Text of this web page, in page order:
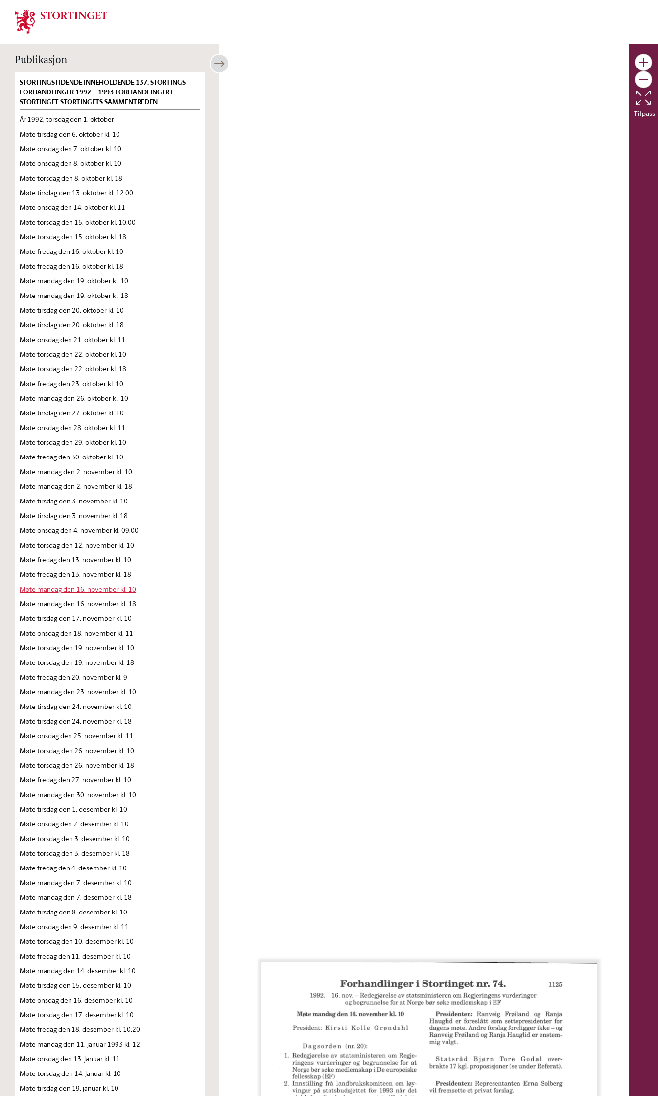
Stortinget.no
Publikasjon
STORTINGSTIDENDE INNEHOLDENDE 137. STORTINGS
FORHANDLINGER 1992—1993 FORHANDLINGER I
STORTINGET STORTINGETS SAMMENTREDEN
År 1992, torsdag den 1. oktober
Møte tirsdag den 6. oktober kl. 10
Møte onsdag den 7. oktober kl. 10
Møte onsdag den 8. oktober kl. 10
Møte torsdag den 8. oktober kl. 18
Møte tirsdag den 13. oktober kl. 12.00
Møte onsdag den 14. oktober kl. 11
Møte torsdag den 15. oktober kl. 10.00
Møte torsdag den 15. oktober kl. 18
Møte fredag den 16. oktober kl. 10
Møte fredag den 16. oktober kl. 18
Møte mandag den 19. oktober kl. 10
Møte mandag den 19. oktober kl. 18
Møte tirsdag den 20. oktober kl. 10
Møte tirsdag den 20. oktober kl. 18
Møte onsdag den 21. oktober kl. 11
Møte torsdag den 22. oktober kl. 10
Møte torsdag den 22. oktober kl. 18
Møte fredag den 23. oktober kl. 10
Møte mandag den 26. oktober kl. 10
Møte tirsdag den 27. oktober kl. 10
Møte onsdag den 28. oktober kl. 11
Møte torsdag den 29. oktober kl. 10
Møte fredag den 30. oktober kl. 10
Møte mandag den 2. november kl. 10
Møte mandag den 2. november kl. 18
Møte tirsdag den 3. november kl. 10
Møte tirsdag den 3. november kl. 18
Møte onsdag den 4. november kl. 09.00
Møte torsdag den 12. november kl. 10
Møte fredag den 13. november kl. 10
Møte fredag den 13. november kl. 18
Møte mandag den 16. november kl. 10
Møte mandag den 16. november kl. 18
Møte tirsdag den 17. november kl. 10
Møte onsdag den 18. november kl. 11
Møte torsdag den 19. november kl. 10
Møte torsdag den 19. november kl. 18
Møte fredag den 20. november kl. 9
Møte mandag den 23. november kl. 10
Møte tirsdag den 24. november kl. 10
Møte tirsdag den 24. november kl. 18
Møte onsdag den 25. november kl. 11
Møte torsdag den 26. november kl. 10
Møte torsdag den 26. november kl. 18
Møte fredag den 27. november kl. 10
Møte mandag den 30. november kl. 10
Møte tirsdag den 1. desember kl. 10
Møte onsdag den 2. desember kl. 10
Møte torsdag den 3. desember kl. 10
Møte torsdag den 3. desember kl. 18
Møte fredag den 4. desember kl. 10
Møte mandag den 7. desember kl. 10
Møte mandag den 7. desember kl. 18
Møte tirsdag den 8. desember kl. 10
Møte onsdag den 9. desember kl. 11
Møte torsdag den 10. desember kl. 10
Møte fredag den 11. desember kl. 10
Møte mandag den 14. desember kl. 10
Møte tirsdag den 15. desember kl. 10
Møte onsdag den 16. desember kl. 10
Møte torsdag den 17. desember kl. 10
Møte fredag den 18. desember kl. 10.20
Møte mandag den 11. januar 1993 kl. 12
Møte onsdag den 13. januar kl. 11
Møte torsdag den 14. januar kl. 10
Møte tirsdag den 19. januar kl. 10